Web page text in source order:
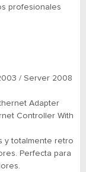
profesionales
/ Server 2008
Adapter
Controller With
y totalmente retro
Perfecta para